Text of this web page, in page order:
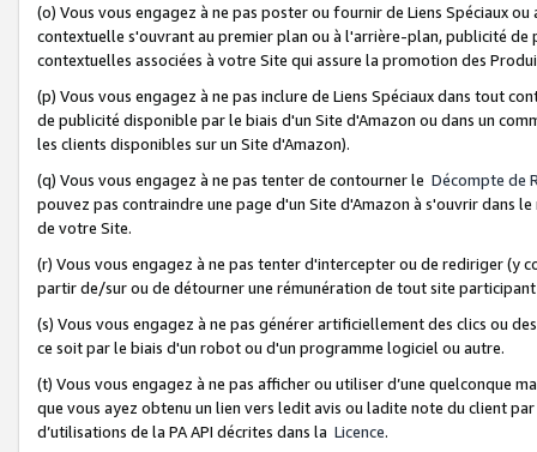
(o) Vous vous engagez à ne pas poster ou fournir de Liens Spéciaux
contextuelle s'ouvrant au premier plan ou à l'arrière-plan, publicité
contextuelles associées à votre Site qui assure la promotion des
(p) Vous vous engagez à ne pas inclure de Liens Spéciaux dans tout
de publicité disponible par le biais d'un Site d'Amazon ou dans un
les clients disponibles sur un Site d'Amazon).
(q) Vous vous engagez à ne pas tenter de contourner le Décompte de
pouvez pas contraindre une page d'un Site d'Amazon à s'ouvrir dans
de votre Site.
(r) Vous vous engagez à ne pas tenter d'intercepter ou de rediriger
partir de/sur ou de détourner une rémunération de tout site
(s) Vous vous engagez à ne pas générer artificiellement des clics ou
ce soit par le biais d'un robot ou d'un programme logiciel ou autre.
(t) Vous vous engagez à ne pas afficher ou utiliser d’une quelconque
que vous ayez obtenu un lien vers ledit avis ou ladite note du client
d’utilisations de la PA API décrites dans la Licence.